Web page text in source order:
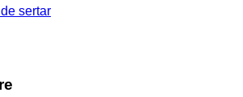
sertar